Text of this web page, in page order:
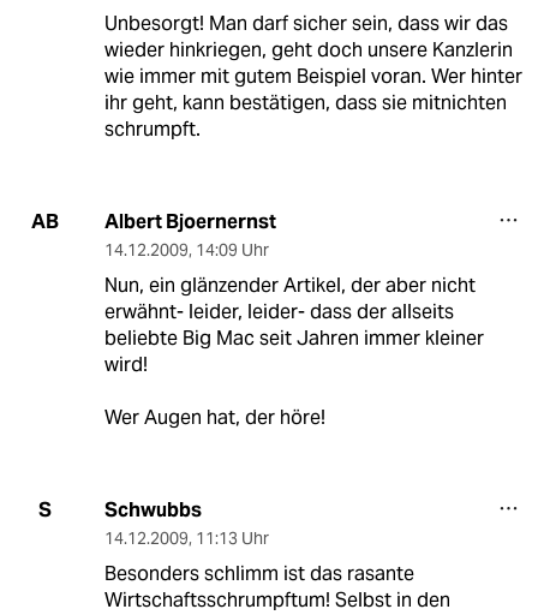
Unbesorgt! Man darf sicher sein, dass wir das
wieder hinkriegen, geht doch unsere Kanzlerin
wie immer mit gutem Beispiel voran. Wer hinter
ihr geht, kann bestätigen, dass sie mitnichten
schrumpft.
AB Albert Bjoernernst
14.12.2009, 14:09 Uhr
Nun, ein glänzender Artikel, der aber nicht
erwähnt- leider, leider- dass der allseits
beliebte Big Mac seit Jahren immer kleiner
wird!
Wer Augen hat, der höre!
S Schwubbs
14.12.2009, 11:13 Uhr
Besonders schlimm ist das rasante
Wirtschaftsschrumpftum! Selbst in den